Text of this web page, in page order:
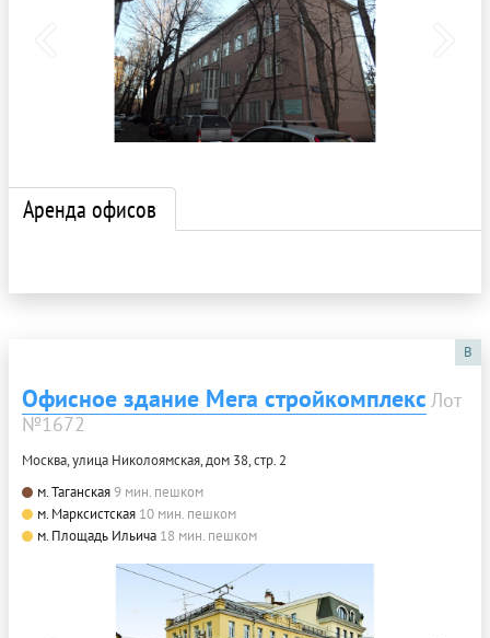
Аренда офисов
B
Офисное здание Мега стройкомплекс Лот
№1672
Москва, улица Николоямская, дом 38, стр. 2
м. Таганская9 мин. пешком
м. Марксистская 10 мин. пешком
м. Площадь Ильича 18 мин. пешком